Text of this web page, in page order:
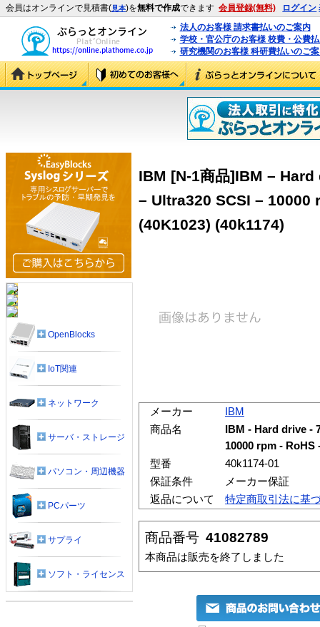
会員はオンラインで見積書(見本)を無料で作成できます 会員登録(無料) ログイン
法人のお客様 請求書払いのご案内
学校・官公庁のお客様 校費・公費
研究機関のお客様 科研費払いのご
IBM [N-1商品]IBM –
– Ultra320 SCSI – 10000
(40K1023) (40k1174)
メーカー
IBM
商品名
IBM - Hard drive -
10000 rpm - RoHS
型番
40k1174-01
保証条件
メーカー保証
返品について
特定商取引法に基
商品番号 41082789
本商品は販売を終了しました
OpenBlocks
IoT関連
ネットワーク
サーバ・ストレージ
パソコン・周辺機器
PCパーツ
サプライ
ソフト・ライセンス